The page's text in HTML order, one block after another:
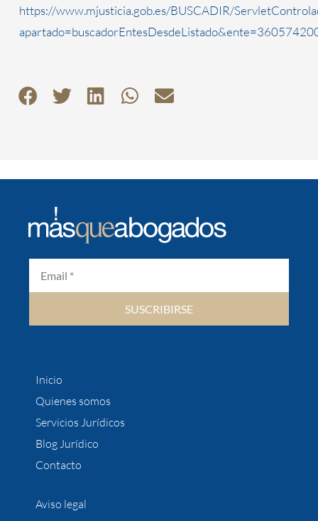
https://www.mjusticia.gob.es/BUSCADIR/
SUSCRIBIRSE
Inicio
Quienes somos
Servicios Jurídicos
Blog Jurídico
Contacto
Aviso legal